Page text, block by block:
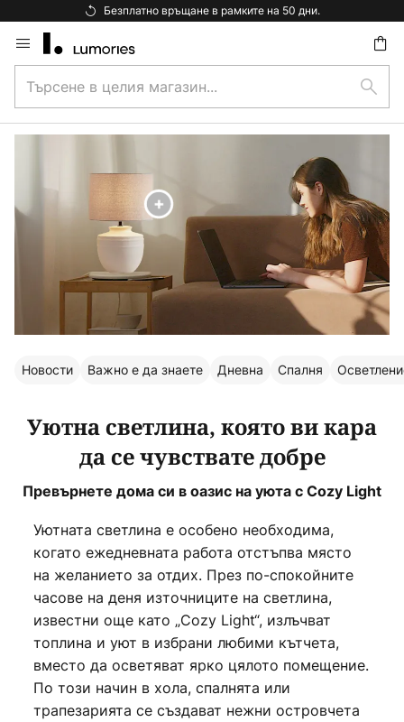
Безплатна доставка над 92 €.
Прескачане
към
съдържанието
целия
Новости Важно е да знаете Дневна Спалня
Уютна светлина, която ви кара
да се чувствате добре
Превърнете дома си в оазис на уюта с Cozy Light
Уютната светлина е особено необходима,
когато ежедневната работа отстъпва място
на желанието за отдих. През по-спокойните
часове на деня източниците на светлина,
известни още като „Cozy Light“, излъчват
топлина и уют в избрани любими кътчета,
вместо да осветяват ярко цялото помещение.
По този начин в хола, спалнята или
трапезарията се създават нежни островчета